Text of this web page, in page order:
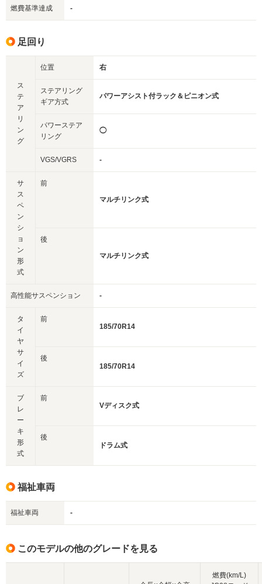
燃費基準達成 -
足回り
ス
テ
ア
リ
ン
グ
位置 右
ステアリング
ギア方式
パワーアシスト付ラック＆ピニオン式
パワーステア
リング
◯
VGS/VGRS -
サ
ス
ペ
ン
シ
ョ
ン
形
式
前
マルチリンク式
後
マルチリンク式
高性能サスペンション -
タ
イ
ヤ
サ
イ
ズ
前
185/70R14
後
185/70R14
ブ
レ
ー
キ
形
式
前
Vディスク式
後
ドラム式
福祉車両
福祉車両 -
このモデルの他のグレードを見る
燃費(km/L)